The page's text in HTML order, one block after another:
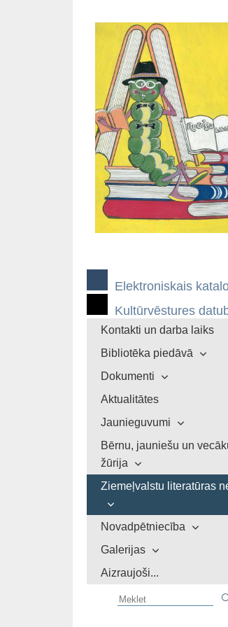
Elektroniskais
Kultūrvēstures
Kontakti un darba laiks
Bibliotēka piedāvā
Dokumenti
Aktualitātes
Jaunieguvumi
Bērnu, jauniešu un
žūrija
Ziemeļvalstu literatūras
Novadpētniecība
Galerijas
Aizraujoši...